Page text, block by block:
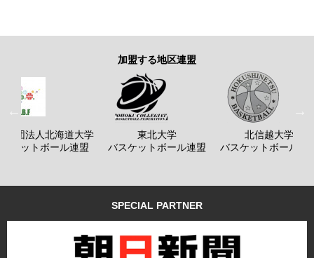
加盟する地区連盟
社団法人北海道大学
ケットボール連盟
東北大学
バスケットボール連盟
北信越大学
バスケットボール連
SPECIAL PARTNER